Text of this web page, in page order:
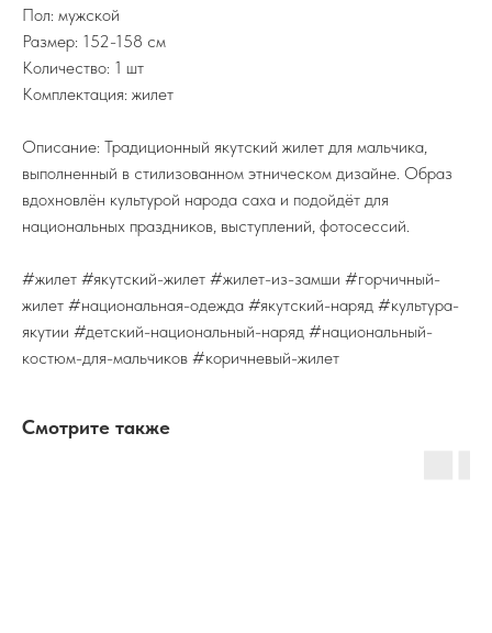
Пол: мужской
Размер: 152-158 см
Количество: 1 шт
Комплектация: жилет
Описание: Традиционный якутский жилет для мальчика,
выполненный в стилизованном этническом дизайне. Образ
вдохновлён культурой народа саха и подойдёт для
национальных праздников, выступлений, фотосессий.
#жилет #якутский-жилет #жилет-из-замши #горчичный-
жилет #национальная-одежда #якутский-наряд #культура-
якутии #детский-национальный-наряд #национальный-
костюм-для-мальчиков #коричневый-жилет
Смотрите также